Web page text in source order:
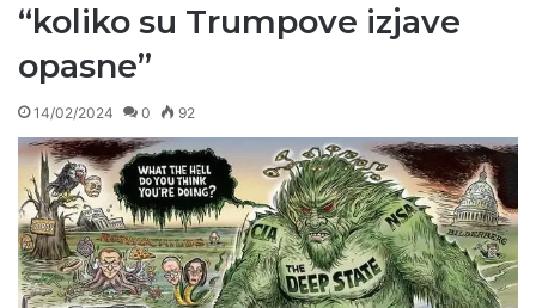
“koliko su Trumpove izjave
opasne”
14/02/2024 0 92